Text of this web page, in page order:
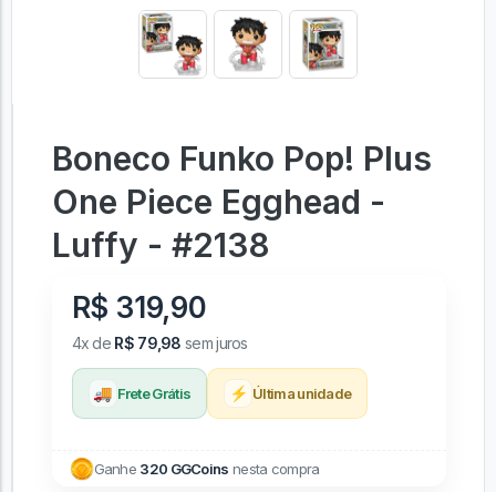
Boneco Funko Pop! Plus
One Piece Egghead -
Luffy - #2138
R$ 319,90
4x de R$ 79,98 sem juros
🚚 Frete Grátis ⚡ Última unidade
Ganhe 320 GGCoins nesta compra